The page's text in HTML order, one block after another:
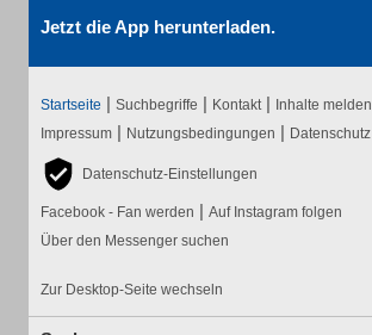
Jetzt die App herunterladen.
Startseite | Suchbegriffe | Kontakt | Inhalte melden
Impressum | Nutzungsbedingungen | Datenschutz
Datenschutz-Einstellungen
Facebook - Fan werden | Auf Instagram folgen
Über den Messenger suchen
Zur Desktop-Seite wechseln